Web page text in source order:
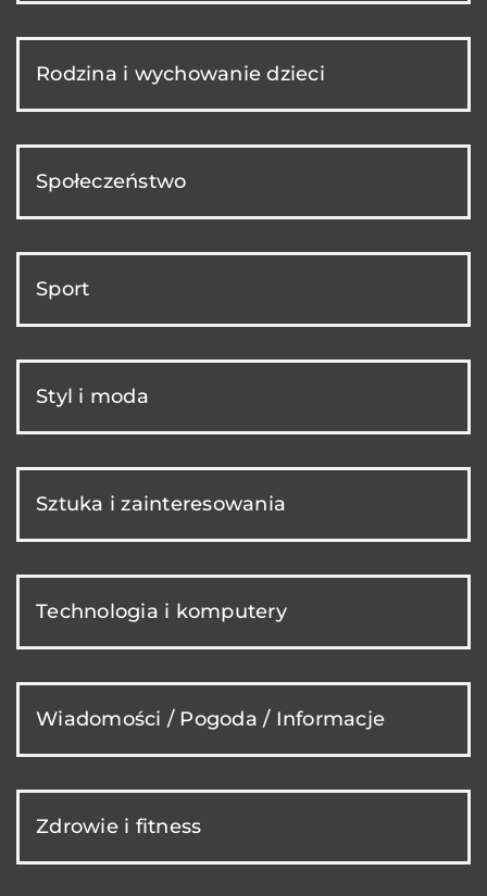
Rodzina i wychowanie dzieci
Społeczeństwo
Sport
Styl i moda
Sztuka i zainteresowania
Technologia i komputery
Wiadomości / Pogoda / Informacje
Zdrowie i fitness